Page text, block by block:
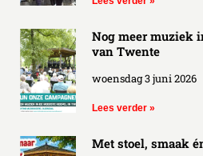
Nog meer muziek
van Twente
woensdag 3 juni 2026
Lees verder »
Met stoel, smaak